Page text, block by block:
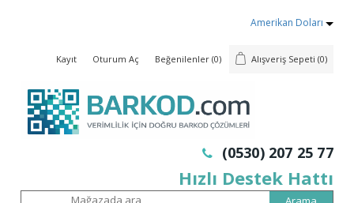
Amerikan Doları
Kayıt Oturum Aç Beğenilenler (0) Alışveriş Sepeti (0)
(0530) 207 25 77
Hızlı Destek Hattı